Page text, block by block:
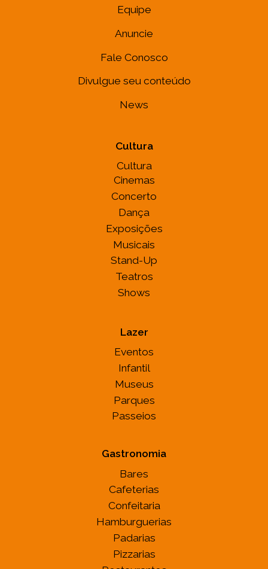
Equipe
Anuncie
Fale Conosco
Divulgue seu conteúdo
News
Cultura
Cultura
Cinemas
Concerto
Dança
Exposições
Musicais
Stand-Up
Teatros
Shows
Lazer
Eventos
Infantil
Museus
Parques
Passeios
Gastronomia
Bares
Cafeterias
Confeitaria
Hamburguerias
Padarias
Pizzarias